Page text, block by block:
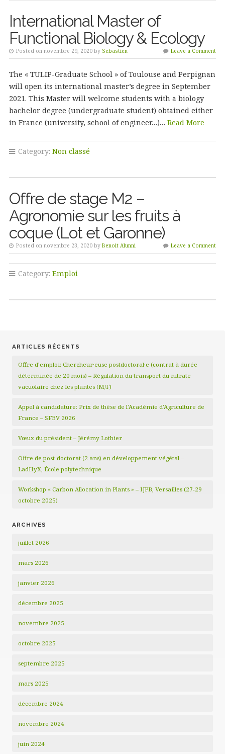
International Master of
Functional Biology & Ecology
Posted on novembre 29, 2020 by Sebastien Leave a Comment
The « TULIP-Graduate School » of Toulouse and Perpignan
will open its international master’s degree in September
2021. This Master will welcome students with a biology
bachelor degree (undergraduate student) obtained either
in France (university, school of engineer…)… Read More
Category: Non classé
Offre de stage M2 –
Agronomie sur les fruits à
coque (Lot et Garonne)
Posted on novembre 23, 2020 by Benoit Alunni Leave a Comment
Category: Emploi
ARTICLES RÉCENTS
Offre d’emploi: Chercheur·euse postdoctoral·e (contrat à durée
déterminée de 20 mois) – Régulation du transport du nitrate
vacuolaire chez les plantes (M/F)
Appel à candidature: Prix de thèse de l’Académie d’Agriculture de
France – SFBV 2026
Vœux du président – Jérémy Lothier
Offre de post-doctorat (2 ans) en développement végétal –
LadHyX, École polytechnique
Workshop « Carbon Allocation in Plants » – IJPB, Versailles (27-29
octobre 2025)
ARCHIVES
juillet 2026
mars 2026
janvier 2026
décembre 2025
novembre 2025
octobre 2025
septembre 2025
mars 2025
décembre 2024
novembre 2024
juin 2024